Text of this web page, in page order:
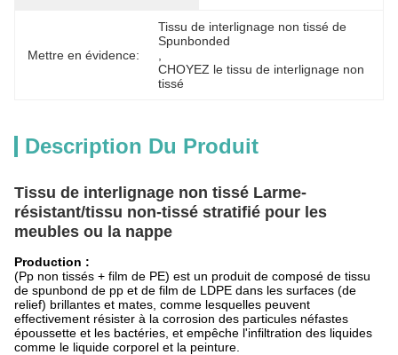
Mettre en évidence:
Tissu de interlignage non tissé de
Spunbonded
CHOYEZ le tissu de interlignage non
tissé
Description Du Produit
Tissu de interlignage non tissé Larme-
résistant/tissu non-tissé stratifié pour les
meubles ou la nappe
Production :
(Pp non tissés + film de PE) est un produit de composé de tissu
de spunbond de pp et de film de LDPE dans les surfaces (de
relief) brillantes et mates, comme lesquelles peuvent
effectivement résister à la corrosion des particules néfastes
époussette et les bactéries, et empêche l'infiltration des liquides
comme le liquide corporel et la peinture.